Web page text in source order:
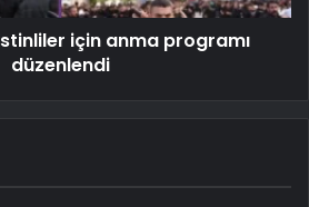
için anma programı
düzenlendi